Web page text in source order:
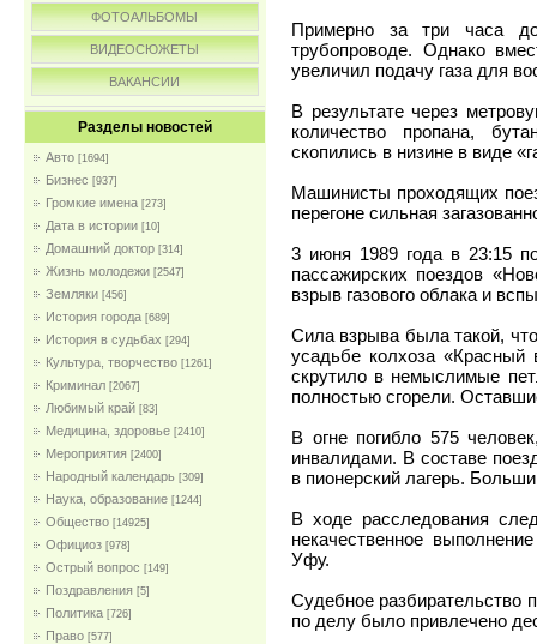
ФОТОАЛЬБОМЫ
ВИДЕОСЮЖЕТЫ
ВАКАНСИИ
Разделы новостей
Авто [1694]
Бизнес [937]
Громкие имена [273]
Дата в истории [10]
Домашний доктор [314]
Жизнь молодежи [2547]
Земляки [456]
История города [689]
История в судьбах [294]
Культура, творчество [1261]
Криминал [2067]
Любимый край [83]
Медицина, здоровье [2410]
Мероприятия [2400]
Народный календарь [309]
Наука, образование [1244]
Общество [14925]
Официоз [978]
Острый вопрос [149]
Поздравления [5]
Политика [726]
Право [577]
Примерно за три часа
трубопроводе. Однако
увеличил подачу газа для
В результате через
количество пропана,
скопились в низине в виде
Машинисты проходящих
перегоне сильная
3 июня 1989 года в 23:15
пассажирских поездов
взрыв газового облака и
Сила взрыва была такой,
усадьбе колхоза
скрутило в немыслимые
полностью сгорели.
В огне погибло 575
инвалидами. В составе
в пионерский лагерь.
В ходе расследования
некачественное
Уфу.
Судебное разбирательство
по делу было привлечено